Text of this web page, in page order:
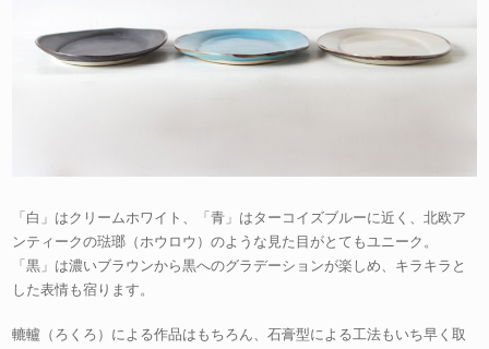
「白」はクリームホワイト、「青」はターコイズブルーに近く、北欧ア
ンティークの琺瑯（ホウロウ）のような見た目がとてもユニーク。
「黒」は濃いブラウンから黒へのグラデーションが楽しめ、キラキラと
した表情も宿ります。
轆轤（ろくろ）による作品はもちろん、石膏型による工法もいち早く取